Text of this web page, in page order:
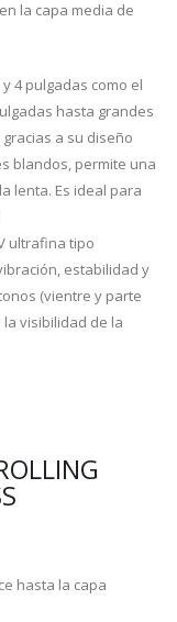
la capa media de
4 pulgadas como el
hasta grandes
a su diseño
blandos, permite una
lenta. Es ideal para
ultrafina tipo
estabilidad y
(vientre y parte
visibilidad de la
hasta la capa